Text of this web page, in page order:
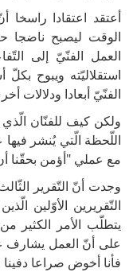
أعتقد اعتقادا راسخا
الوقت ليصبح ناضجا
العمل الفنّيّ إلى
استقلاليّته ويبوح
الفنّيّ أبعادا
ولكن كيف للفنّان
اللّحظة الّتي يُنشر
مع عملي "أؤمن بحقّنا
وجدت أنّ التّقرير
التّقريرين الأوّلين
يتطلّب الأمر الكثير من
على أنّ العمل يشارف
فأنا أخوض صراعا دفينا